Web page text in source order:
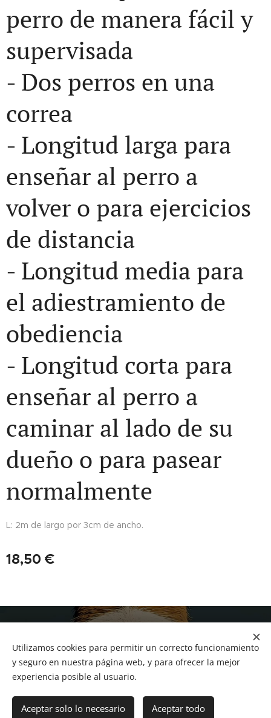
perro de manera fácil y
supervisada
- Dos perros en una
correa
- Longitud larga para
enseñar al perro a
volver o para ejercicios
de distancia
- Longitud media para
el adiestramiento de
obediencia
- Longitud corta para
enseñar al perro a
caminar al lado de su
dueño o para pasear
normalmente
L: 2m de largo por 3cm de ancho.
18,50 €
Añadir a la cesta
Tf.666351543
Utilizamos cookies para permitir un correcto funcionamiento
y seguro en nuestra página web, y para ofrecer la mejor
experiencia posible al usuario.
Aceptar solo lo necesario Aceptar todo